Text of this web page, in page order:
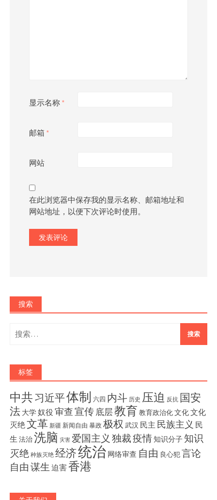
显示名称 *
邮箱 *
网站
在此浏览器中保存我的显示名称、邮箱地址和
网站地址，以便下次评论时使用。
搜索
搜
索：
标签
中共习近平体制 六四 内斗 历史 压迫 反抗 国安
法 大学 奴役 审查宣传底层教育 教育政治化文化文化
灭绝文革 新疆 新闻自由 暴政 极权 武汉 民主 民族主义 民
生 法治洗脑 灾害 爱国主义 独裁疫情知识分子 知识
灭绝 种族灭绝 经济统治 网络审查 自由 良心犯言论
自由 谋生 迫害香港